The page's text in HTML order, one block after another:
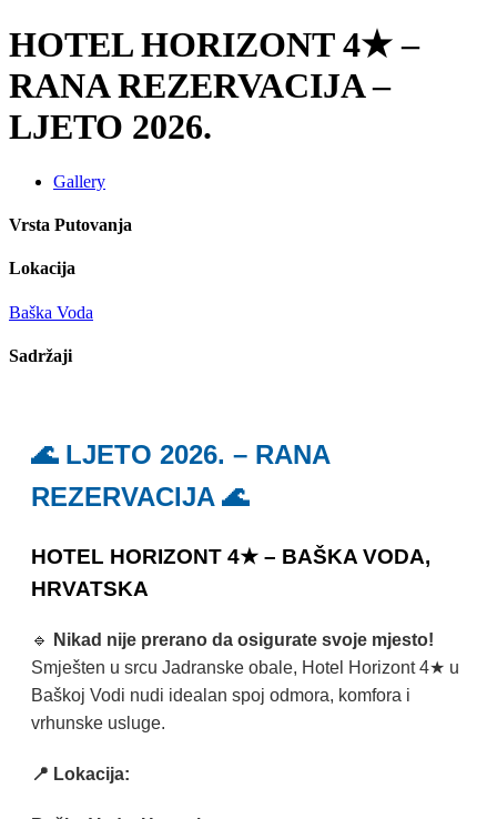
HOTEL HORIZONT 4★ –
RANA REZERVACIJA –
LJETO 2026.
Gallery
Vrsta Putovanja
Lokacija
Baška Voda
Sadržaji
🌊 LJETO 2026. – RANA
REZERVACIJA 🌊
HOTEL HORIZONT 4★ – BAŠKA VODA,
HRVATSKA
🔹
Nikad nije prerano da osigurate svoje mjesto!
Smješten u srcu Jadranske obale, Hotel Horizont 4★ u
Baškoj Vodi nudi idealan spoj odmora, komfora i
vrhunske usluge.
📍 Lokacija: